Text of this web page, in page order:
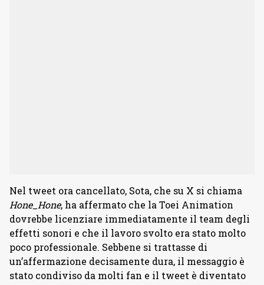
Nel tweet ora cancellato, Sota, che su X si chiama
Hone_Hone, ha affermato che la Toei Animation
dovrebbe licenziare immediatamente il team degli
effetti sonori e che il lavoro svolto era stato molto
poco professionale. Sebbene si trattasse di
un’affermazione decisamente dura, il messaggio è
stato condiviso da molti fan e il tweet è diventato